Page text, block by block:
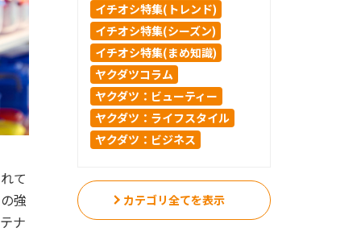
て
強
ナ
イチオシ特集(トレンド)
イチオシ特集(シーズン)
イチオシ特集(まめ知識)
ヤクダツコラム
ヤクダツ：ビューティー
ヤクダツ：ライフスタイル
ヤクダツ：ビジネス
カテゴリ全てを表示